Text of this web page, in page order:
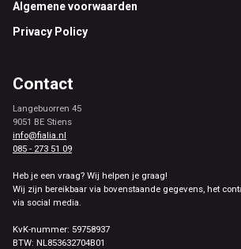
Footer
Algemene voorwaarden
Privacy Policy
Contact
Langebuorren 45
9051 BE Stiens
info@fialia.nl
085 - 273 51 09
Heb je een vraag? Wij helpen je graag!
Wij zijn bereikbaar via bovenstaande gegevens, het
via social media.
KvK-nummer: 59758937
BTW: NL853632704B01